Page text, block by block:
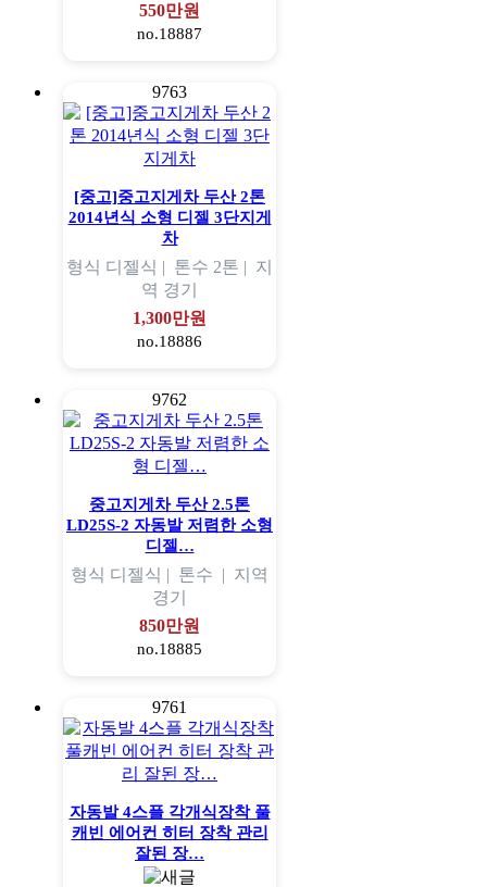
550만원
no.18887
9763
[중고]중고지게차 두산 2톤
2014년식 소형 디젤 3단지게
차
형식 디젤식 | 톤수 2톤 | 지
역 경기
1,300만원
no.18886
9762
중고지게차 두산 2.5톤
LD25S-2 자동발 저렴한 소형
디젤…
형식 디젤식 | 톤수 | 지역
경기
850만원
no.18885
9761
자동발 4스플 각개식장착 풀
캐빈 에어컨 히터 장착 관리
잘된 장…